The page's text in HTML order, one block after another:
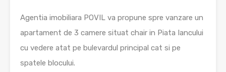
Agentia imobiliara POVIL va propune spre vanzare un
apartament de 3 camere situat chair in Piata Iancului
cu vedere atat pe bulevardul principal cat si pe
spatele blocului.